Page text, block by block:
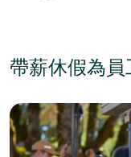
帶薪休假為員